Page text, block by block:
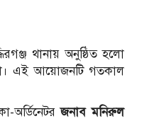
থানায় অনুষ্ঠিত হলো
এই আয়োজনটি গতকাল
অর্ডিনেটরজনাব মনিরুল